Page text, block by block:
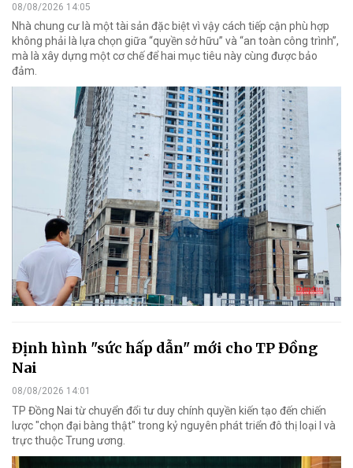
08/08/2026 14:05
Nhà chung cư là một tài sản đặc biệt vì vậy cách tiếp cận phù hợp
không phải là lựa chọn giữa “quyền sở hữu” và “an toàn công trình”,
mà là xây dựng một cơ chế để hai mục tiêu này cùng được bảo
đảm.
Định hình "sức hấp dẫn" mới cho TP Đồng
Nai
08/08/2026 14:01
TP Đồng Nai từ chuyển đổi tư duy chính quyền kiến tạo đến chiến
lược "chọn đại bàng thật" trong kỷ nguyên phát triển đô thị loại I và
trực thuộc Trung ương.